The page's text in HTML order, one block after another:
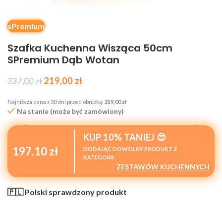
sPremium
Szafka Kuchenna Wisząca 50cm
SPremium Dąb Wotan
337,00zł 219,00 zł
Najniższa cena z 30 dni przed obniżką: 219,00zł
Na stanie (może być zamówiony)
197.10 zł
KUP 10% TANIEJ 😍
DODAJĄC DOWOLNY PRODUKT Z
KATEGORII:
ZESTAWÓW KUCHENNYCH
🇵🇱 Polski sprawdzony produkt